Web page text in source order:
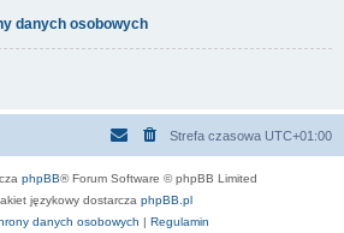
danych osobowych
Strefa czasowa UTC+01:00
phpBB® Forum Software © phpBB Limited
językowy dostarcza phpBB.pl
danych osobowych | Regulamin